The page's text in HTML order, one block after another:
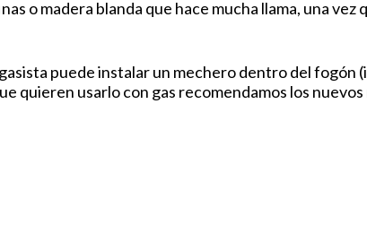
o madera blanda que hace mucha llama, una vez
puede instalar un mechero dentro del fogón
quieren usarlo con gas recomendamos los